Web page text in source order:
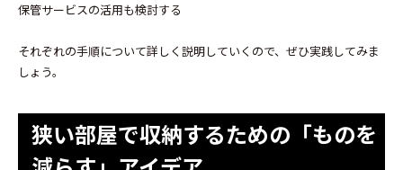
保管サービスの活用も検討する
それぞれの手順について詳しく説明していくので、ぜひ実践してみま
しょう。
狭い部屋で収納するための「ものを